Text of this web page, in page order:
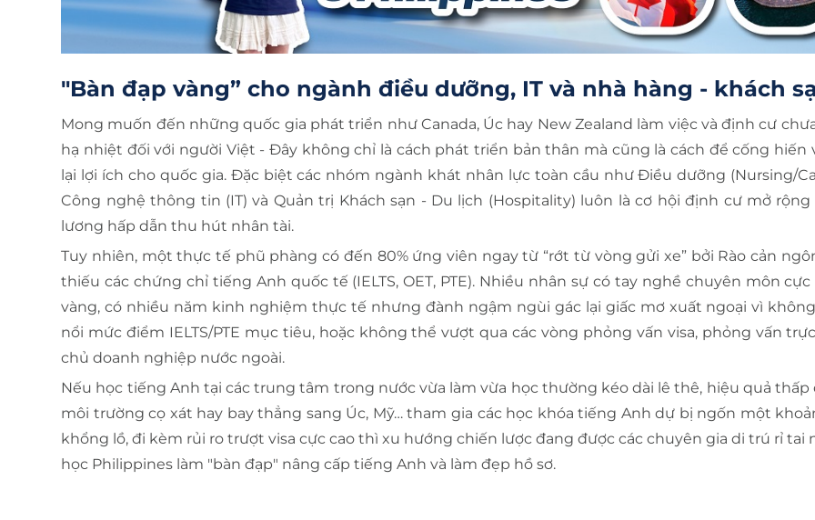
"Bàn đạp vàng” cho ngành điều dưỡng, IT và nhà hàng - khách
Mong muốn đến những quốc gia phát triển như Canada, Úc hay New Zealand làm việc và định cư
hạ nhiệt đối với người Việt - Đây không chỉ là cách phát triển bản thân mà cũng là cách để cống hiến
lại lợi ích cho quốc gia. Đặc biệt các nhóm ngành khát nhân lực toàn cầu như Điều dưỡng (Nursing/
Công nghệ thông tin (IT) và Quản trị Khách sạn - Du lịch (Hospitality) luôn là cơ hội định cư mở
lương hấp dẫn thu hút nhân tài.
Tuy nhiên, một thực tế phũ phàng có đến 80% ứng viên ngay từ “rớt từ vòng gửi xe” bởi Rào cản
thiếu các chứng chỉ tiếng Anh quốc tế (IELTS, OET, PTE). Nhiều nhân sự có tay nghề chuyên môn
vàng, có nhiều năm kinh nghiệm thực tế nhưng đành ngậm ngùi gác lại giấc mơ xuất ngoại vì
nổi mức điểm IELTS/PTE mục tiêu, hoặc không thể vượt qua các vòng phỏng vấn visa, phỏng vấn
chủ doanh nghiệp nước ngoài.
Nếu học tiếng Anh tại các trung tâm trong nước vừa làm vừa học thường kéo dài lê thê, hiệu quả thấp
môi trường cọ xát hay bay thẳng sang Úc, Mỹ… tham gia các học khóa tiếng Anh dự bị ngốn một
khổng lồ, đi kèm rủi ro trượt visa cực cao thì xu hướng chiến lược đang được các chuyên gia di trú rỉ tai
học Philippines làm "bàn đạp" nâng cấp tiếng Anh và làm đẹp hồ sơ.